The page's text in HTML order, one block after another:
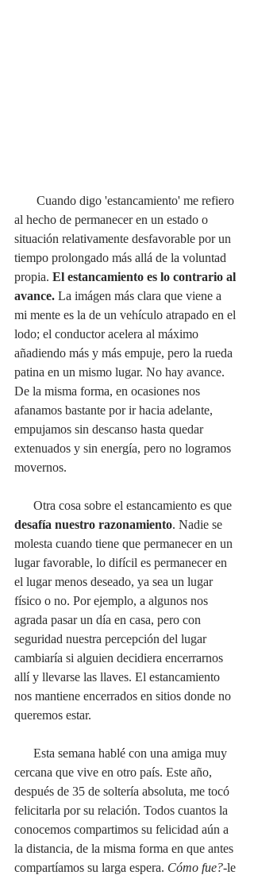
al hecho de permanecer en un estado o
situación relativamente desfavorable por un
tiempo prolongado más allá de la voluntad
propia. El estancamiento es lo contrario al
avance. La imágen más clara que viene a
mi mente es la de un vehículo atrapado en el
lodo; el conductor acelera al máximo
añadiendo más y más empuje, pero la rueda
patina en un mismo lugar. No hay avance.
De la misma forma, en ocasiones nos
afanamos bastante por ir hacia adelante,
empujamos sin descanso hasta quedar
extenuados y sin energía, pero no logramos
movernos.
      Otra cosa sobre el estancamiento es que
desafía nuestro razonamiento. Nadie se
molesta cuando tiene que permanecer en un
lugar favorable, lo difícil es permanecer en
el lugar menos deseado, ya sea un lugar
físico o no. Por ejemplo, a algunos nos
agrada pasar un día en casa, pero con
seguridad nuestra percepción del lugar
cambiaría si alguien decidiera encerrarnos
allí y llevarse las llaves. El estancamiento
nos mantiene encerrados en sitios donde no
queremos estar.
cercana que vive en otro país. Este año,
después de 35 de soltería absoluta, me tocó
felicitarla por su relación. Todos cuantos la
conocemos compartimos su felicidad aún a
la distancia, de la misma forma en que antes
compartíamos su larga espera. Cómo fue?-le